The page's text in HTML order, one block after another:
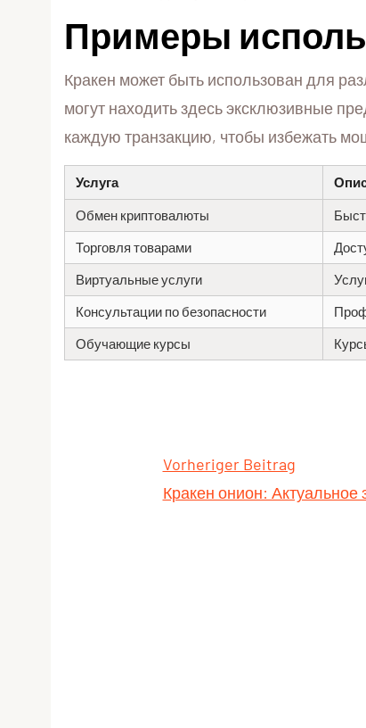
Примеры
Кракен может быть использован для
могут находить здесь эксклюзивные
каждую транзакцию, чтобы избежать
Услуга
Обмен криптовалюты
Торговля товарами
Виртуальные услуги
Консультации по безопасности
Обучающие курсы
Vorheriger Beitrag
Кракен онион: Актуальное